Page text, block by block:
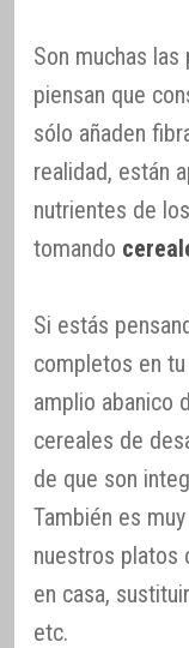
Son muchas
piensan que
sólo añaden
realidad, están
nutrientes de
tomando
Si estás
completos en
amplio abanico
cereales de
de que son
También es
nuestros platos
en casa,
etc.